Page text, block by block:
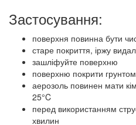
Застосування:
поверхня повинна бути
старе покриття, іржу
зашліфуйте поверхню
поверхню покрити грунтом
аерозоль повинен мати
25°C
перед використанням
хвилин